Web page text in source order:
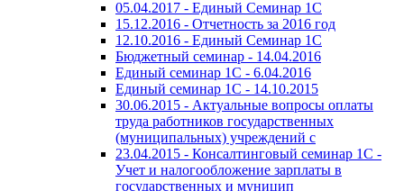
05.04.2017 - Единый Семинар 1С
15.12.2016 - Отчетность за 2016 год
12.10.2016 - Единый Семинар 1С
Бюджетный семинар - 14.04.2016
Единый семинар 1С - 6.04.2016
Единый семинар 1С - 14.10.2015
30.06.2015 - Актуальные вопросы оплаты
труда работников государственных
(муниципальных) учреждений с
23.04.2015 - Консалтинговый семинар 1С -
Учет и налогообложение зарплаты в
государственных и муницип